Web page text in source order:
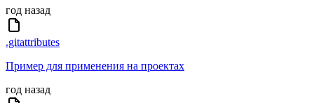
год назад
.gitattributes
Пример для применения на проектах
год назад